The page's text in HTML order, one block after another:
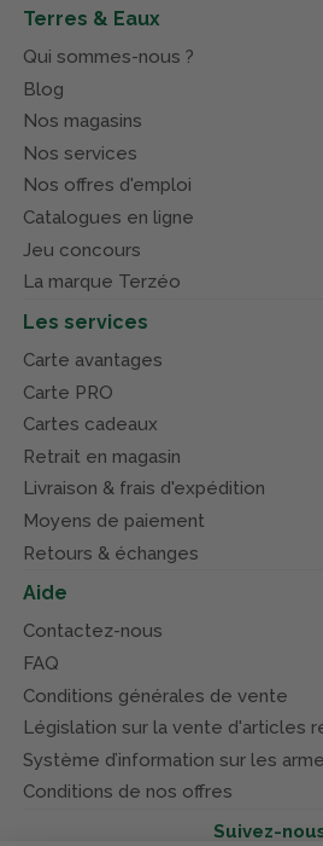
Terres & Eaux
Qui sommes-nous ?
Blog
Nos magasins
Nos services
Nos offres d'emploi
Catalogues en ligne
Jeu concours
La marque Terzéo
Les services
Carte avantages
Carte PRO
Cartes cadeaux
Retrait en magasin
Livraison & frais d'expédition
Moyens de paiement
Retours & échanges
Aide
Contactez-nous
FAQ
Conditions générales de vente
Législation sur la vente d'articles
Système d’information sur les
Conditions de nos offres
Suivez-